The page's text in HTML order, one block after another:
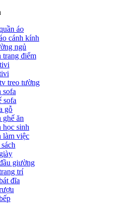
áo
cánh kính
ngủ
trang điểm
treo tường
sofa
sofa
gỗ
ghế ăn
học sinh
làm việc
giường
trí
đĩa